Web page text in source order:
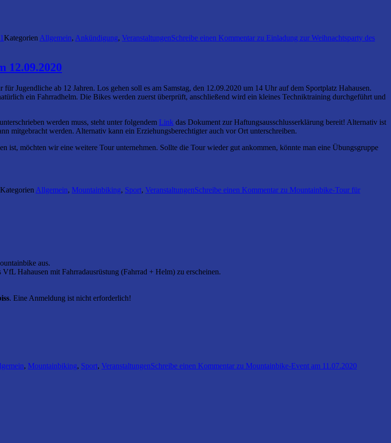
Kategorien Allgemein, Ankündigung, VeranstaltungenSchreibe einen Kommentar zu Einladung zur Weihnachtsparty des
12.09.2020
Jugendliche ab 12 Jahren. Los gehen soll es am Samstag, den 12.09.2020 um 14 Uhr auf dem Sportplatz Hahausen.
ein Fahrradhelm. Die Bikes werden zuerst überprüft, anschließend wird ein kleines Techniktraining durchgeführt und
werden muss, steht unter folgendem Link das Dokument zur Haftungsausschlusserklärung bereit! Alternativ ist
mitgebracht werden. Alternativ kann ein Erziehungsberechtigter auch vor Ort unterschreiben.
ist, möchten wir eine weitere Tour unternehmen. Sollte die Tour wieder gut ankommen, könnte man eine Übungsgruppe
Kategorien Allgemein, Mountainbiking, Sport, VeranstaltungenSchreibe einen Kommentar zu Mountainbike-Tour für
aus.
Hahausen mit Fahrradausrüstung (Fahrrad + Helm) zu erscheinen.
. Eine Anmeldung ist nicht erforderlich!
, Mountainbiking, Sport, VeranstaltungenSchreibe einen Kommentar zu Mountainbike-Event am 11.07.2020